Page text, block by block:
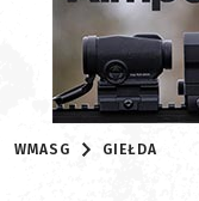
WMASG GIEŁDA